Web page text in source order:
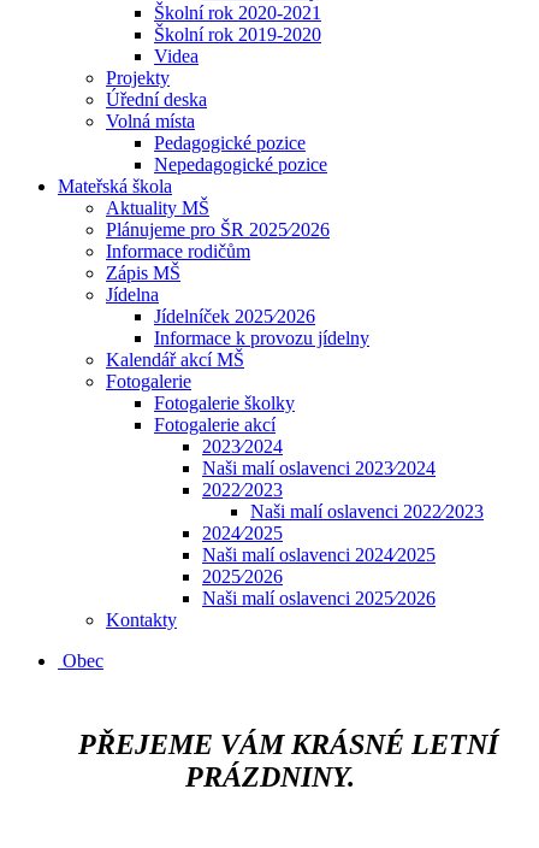
Školní rok 2020-2021
Školní rok 2019-2020
Videa
Projekty
Úřední deska
Volná místa
Pedagogické pozice
Nepedagogické pozice
Mateřská škola
Aktuality MŠ
Plánujeme pro ŠR 2025⁄2026
Informace rodičům
Zápis MŠ
Jídelna
Jídelníček 2025⁄2026
Informace k provozu jídelny
Kalendář akcí MŠ
Fotogalerie
Fotogalerie školky
Fotogalerie akcí
2023⁄2024
Naši malí oslavenci 2023⁄2024
2022⁄2023
Naši malí oslavenci 2022⁄2023
2024⁄2025
Naši malí oslavenci 2024⁄2025
2025⁄2026
Naši malí oslavenci 2025⁄2026
Kontakty
Obec
PŘEJEME VÁM KRÁSNÉ LETNÍ
PRÁZDNINY.